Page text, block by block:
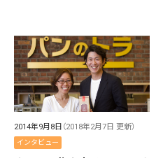
2014年9月8日 （2018年2月7日 更新）
インタビュー